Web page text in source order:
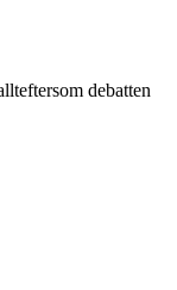
debatten